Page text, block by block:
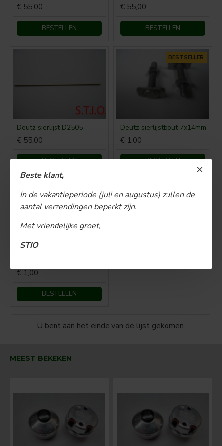
Beste klant,
In de vakantieperiode (juli en augustus) zullen de
aantal verzendingen beperkt zijn.
Met vriendelijke groet,
STIO
€ 55,00
BESTELLEN
€ 55,00
BESTELLEN
Deutz sierlijst D2505
€ 55,00
BESTELLEN
BESTSELLER
Deutz sierlijstbout 7x14mm
€ 1,00
BESTELLEN
BESTSELLER
€ 1,00
BESTELLEN
U bent aan het einde van de lijst gekomen.
MEEST BEKEKEN